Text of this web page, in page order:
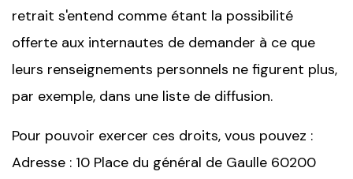
retrait s'entend comme étant la possibilité
offerte aux internautes de demander à ce que
leurs renseignements personnels ne figurent plus,
par exemple, dans une liste de diffusion.
Pour pouvoir exercer ces droits, vous pouvez :
Adresse : 10 Place du général de Gaulle 60200